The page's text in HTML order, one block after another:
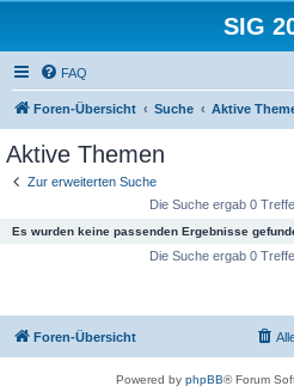
SIG
FAQ
Foren-Übersicht Suche Aktive
Aktive Themen
Zur erweiterten Suche
Die Suche ergab 0
Es wurden keine passenden Ergebnisse
Die Suche ergab 0
Foren-Übersicht
Powered by phpBB® Forum